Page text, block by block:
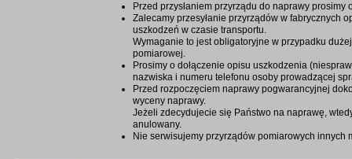
Przed przysłaniem przyrządu do naprawy prosimy
Zalecamy przesyłanie przyrządów w fabrycznych
uszkodzeń w czasie transportu.
Wymaganie to jest obligatoryjne w przypadku
pomiarowej.
Prosimy o dołączenie opisu uszkodzenia
nazwiska i numeru telefonu osoby prowadzącej
Przed rozpoczęciem naprawy pogwarancyjnej
wyceny naprawy.
Jeżeli zdecydujecie się Państwo na naprawę,
anulowany.
Nie serwisujemy przyrządów pomiarowych innych